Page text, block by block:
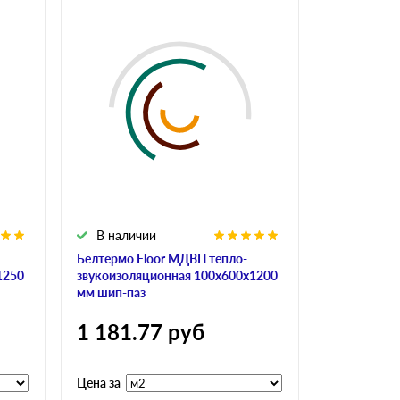
Белтермо Floor МДВП тепло-
звукоизоляционная 100х600х1200
мм шип-паз
В наличии
1 181.77 руб
Цена за